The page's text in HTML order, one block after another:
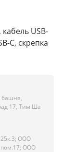
USB-
C, скрепка
башня,
17, Тим Ша
ООО
пом.17; ООО